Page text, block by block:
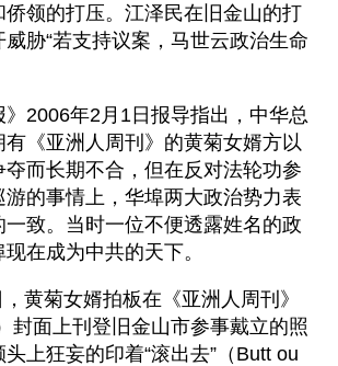
领的打压。江泽民在旧金山的打
胁“若支持议案，马世云政治生命
》2006年2月1日报导指出，中华总
《亚洲人周刊》的黄菊女婿方以
而长期不合，但在反对法轮功参
游的事情上，华埠两大政治势力表
致。当时一位不便透露姓名的政
在成为中共的天下。
黄菊女婿拍板在《亚洲人周刊》
封面上刊登旧金山市参事戴立的照
上狂妄的印着“滚出去”（Butt ou